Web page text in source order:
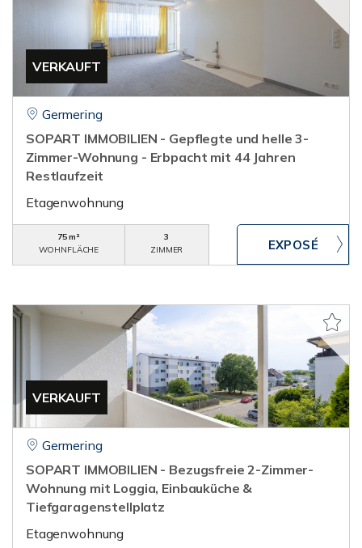
VERKAUFT
Germering
SOPART IMMOBILIEN - Gepflegte und helle 3-
Zimmer-Wohnung - Erbpacht mit 44 Jahren
Restlaufzeit
Etagenwohnung
75 m²
WOHNFLÄCHE
3
ZIMMER
VERKAUFT
Germering
SOPART IMMOBILIEN - Bezugsfreie 2-Zimmer-
Wohnung mit Loggia, Einbauküche &
Tiefgaragenstellplatz
Etagenwohnung